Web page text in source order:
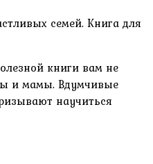
семей. Книга для
книги вам не
и мамы. Вдумчивые
научиться